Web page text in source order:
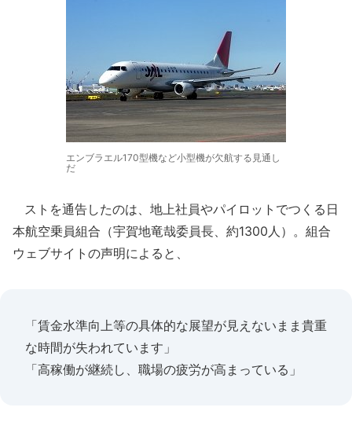
エンブラエル170型機など小型機が欠航する見通し
だ
ストを通告したのは、地上社員やパイロットでつくる日
本航空乗員組合（宇賀地竜哉委員長、約1300人）。組合
ウェブサイトの声明によると、
「賃金水準向上等の具体的な展望が見えないまま貴重
な時間が失われています」
「高稼働が継続し、職場の疲労が高まっている」